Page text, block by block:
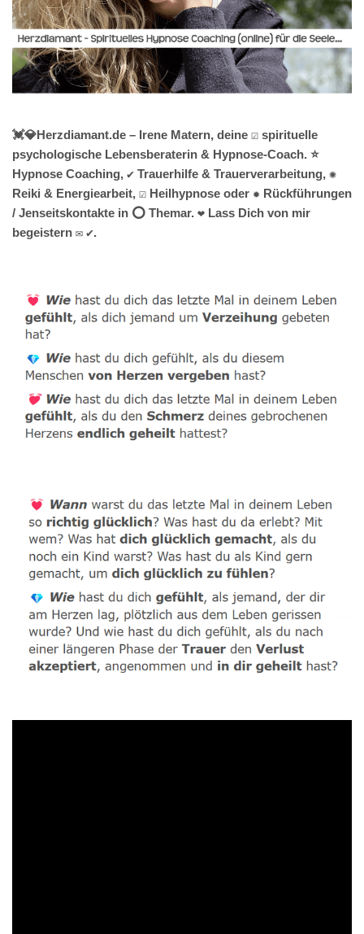
💓️💎Herzdiamant.de – Irene Matern, deine ☑️ spirituelle
psychologische Lebensberaterin & Hypnose-Coach. ⭐
Hypnose Coaching, ✔️ Trauerhilfe & Trauerverarbeitung, ✺
Reiki & Energiearbeit, ☑️ Heilhypnose oder ✹ Rückführungen
/ Jenseitskontakte in ⭕ Themar. ❤ Lass Dich von mir
begeistern ✉ ✔.